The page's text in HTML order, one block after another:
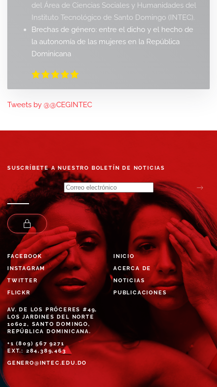
del Área de Ciencias Sociales y Humanidades del
Instituto Tecnológico de Santo Domingo (INTEC).
Brechas de género: entre el dicho y el hecho de
la autonomía de las mujeres en la República
Dominicana
Tweets by @@CEGINTEC
SUSCRÍBETE A NUESTRO BOLETÍN DE NOTICIAS
FACEBOOK
INSTAGRAM
TWITTER
FLICKR
INICIO
ACERCA DE
NOTICIAS
PUBLICACIONES
AV. DE LOS PRÓCERES #49,
LOS JARDINES DEL NORTE
10602, SANTO DOMINGO,
REPÚBLICA DOMINICANA.
+1 (809) 567 9271
EXT.: 284,389,463
GENERO@INTEC.EDU.DO